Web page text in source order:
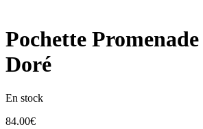
Pochette
Doré
En stock
84.00€